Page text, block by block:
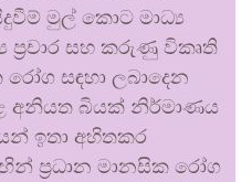
මුල් කොට මාධ්‍ය
සහ කරුණු විකෘති
සඳහා ලබාදෙන
අනියත බියක් නිර්මාණය
ඉතා අහිතකර
ප්‍රධාන මානසික රෝග